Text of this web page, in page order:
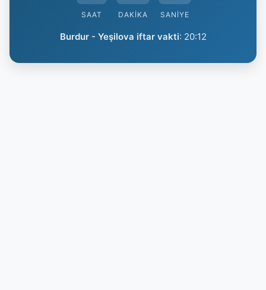
SAAT DAKIKA SANIYE
Burdur - Yeşilova iftar vakti: 20:12